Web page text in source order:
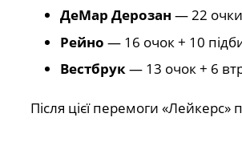
ДеМар Дерозан — 22 очки
Рейно — 16 очок + 10
Вестбрук— 13 очок + 6
Після цієї перемоги